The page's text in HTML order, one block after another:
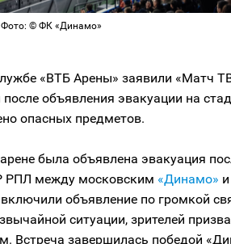
Фото: © ФК «Динамо»
«ВТБ Арены» заявили «Матч
после объявления эвакуации на
опасных предметов.
была объявлена эвакуация
РПЛ между московским «Динамо» и
объявление по громкой
ситуации, зрителей
Встреча завершилась победой